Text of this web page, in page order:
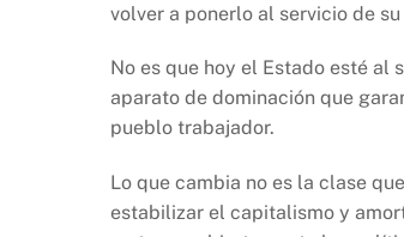
volver a ponerlo al servicio de
No es que hoy el Estado esté al
aparato de dominación que
pueblo trabajador.
Lo que cambia no es la clase
estabilizar el capitalismo y